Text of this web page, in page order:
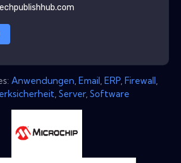
Anwendungen Email ERP Firewall
Server, Software